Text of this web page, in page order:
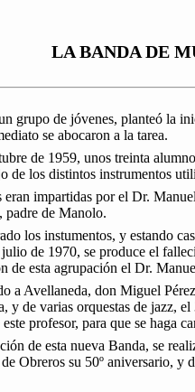
LA BANDA DE
grupo de jóvenes, planteó la
se abocaron a la tarea.
de 1959, unos treinta
de los distintos instrumentos
eran impartidas por el Dr.
padre de Manolo.
los instumentos, y estando
de 1970, se produce el
de esta agrupación el Dr.
a Avellaneda, don Miguel
y de varias orquestas de jazz,
profesor, para que se haga
de esta nueva Banda, se
Obreros su 50º aniversario, y